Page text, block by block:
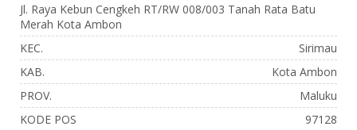
Jl. Raya Kebun Cengkeh RT/RW 008/003 Tanah Rata Batu
Merah Kota Ambon
KEC.
Sirimau
KAB.
Kota Ambon
PROV.
Maluku
KODE POS
97128